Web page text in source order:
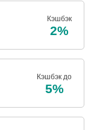
Кэшбэк
2%
Кэшбэк до
5%